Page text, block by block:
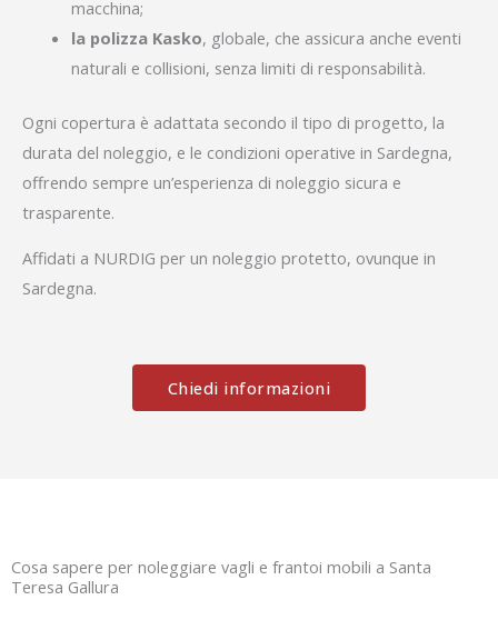
macchina;
la polizza Kasko, globale, che assicura anche eventi
naturali e collisioni, senza limiti di responsabilità.
Ogni copertura è adattata secondo il tipo di progetto, la
durata del noleggio, e le condizioni operative in Sardegna,
offrendo sempre un’esperienza di noleggio sicura e
trasparente.
Affidati a NURDIG per un noleggio protetto, ovunque in
Sardegna.
Chiedi informazioni
Cosa sapere per noleggiare vagli e frantoi mobili a Santa
Teresa Gallura